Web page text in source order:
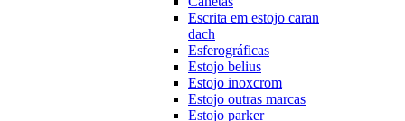
Escrita em estojo caran
dach
Esferográficas
Estojo belius
Estojo inoxcrom
Estojo outras marcas
Estojo parker